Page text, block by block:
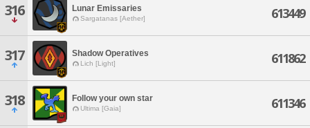
316 Lunar Emissaries
Sargatanas [Aether] 613449
317 Shadow Operatives
Lich [Light] 611862
318 Follow your own star
Ultima [Gaia] 611346